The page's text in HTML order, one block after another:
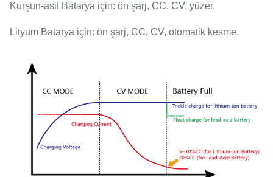
Kurşun-asit Batarya için: ön şarj, CC, CV, yüzer.
Lityum Batarya için: ön şarj, CC, CV, otomatik kesme.